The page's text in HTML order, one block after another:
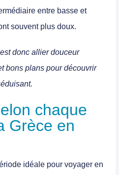
entre basse et
souvent plus doux.
donc allier douceur
bons plans pour découvrir
chaque
Grèce en
idéale pour voyager en